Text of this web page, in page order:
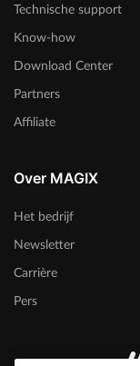
Technische support
Know-how
Download Center
Partners
Affiliate
Over MAGIX
Het bedrijf
Newsletter
Carrière
Pers